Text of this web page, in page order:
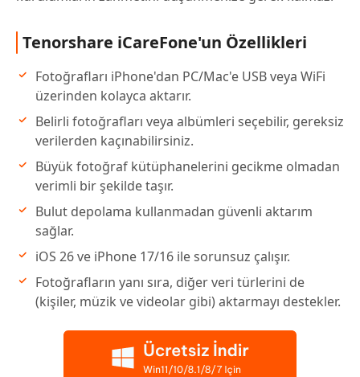
Tenorshare iCareFone'un Özellikleri
Fotoğrafları iPhone'dan PC/Mac'e USB veya WiFi
üzerinden kolayca aktarır.
Belirli fotoğrafları veya albümleri seçebilir, gereksiz
verilerden kaçınabilirsiniz.
Büyük fotoğraf kütüphanelerini gecikme olmadan
verimli bir şekilde taşır.
Bulut depolama kullanmadan güvenli aktarım
sağlar.
iOS 26 ve iPhone 17/16 ile sorunsuz çalışır.
Fotoğrafların yanı sıra, diğer veri türlerini de
(kişiler, müzik ve videolar gibi) aktarmayı destekler.